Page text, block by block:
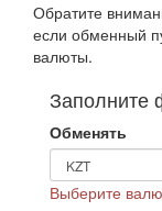
Обратите
если обменный
валюты.
Заполните
Обменять
Выберите